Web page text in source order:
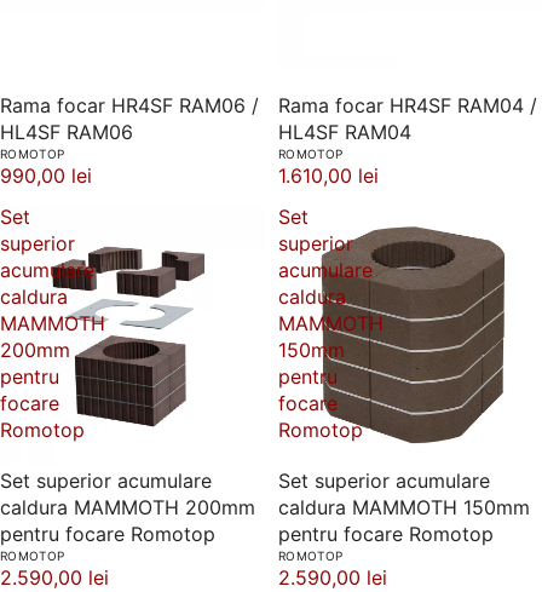
Rama focar HR4SF RAM06 /
HL4SF RAM06
ROMOTOP
990,00 lei
Rama focar HR4SF RAM04 /
HL4SF RAM04
ROMOTOP
1.610,00 lei
Set
superior
acumulare
caldura
MAMMOTH
200mm
pentru
focare
Romotop
Set superior acumulare
caldura MAMMOTH 200mm
pentru focare Romotop
ROMOTOP
2.590,00 lei
Set
superior
acumulare
caldura
MAMMOTH
150mm
pentru
focare
Romotop
Set superior acumulare
caldura MAMMOTH 150mm
pentru focare Romotop
ROMOTOP
2.590,00 lei